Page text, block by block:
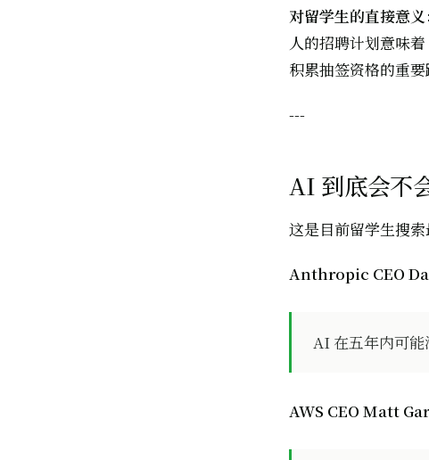
对留学生的直接意义
人的招聘计划意味
积累抽签资格的重要
---
AI 到底会不
这是目前留学生搜
Anthropic CEO
AI 在五年内可能
AWS CEO Matt